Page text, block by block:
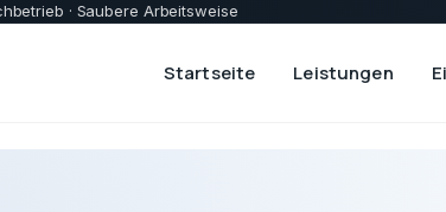
· Saubere Arbeitsweise
Startseite Leistungen